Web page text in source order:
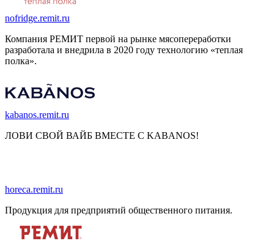
nofridge.remit.ru
Компания РЕМИТ первой на рынке мясопереработки
разработала и внедрила в 2020 году технологию «теплая
полка».
kabanos.remit.ru
ЛОВИ СВОЙ ВАЙБ ВМЕСТЕ С KABANOS!
horeca.remit.ru
Продукция для предприятий общественного питания.